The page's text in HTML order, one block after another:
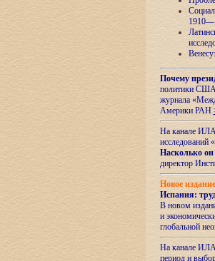
Почему
политики США
журнала
Америки РАН
На канале ИЛА
исследований «
Насколько он
директор
Новое
Испания:
В новом
и
глобальной
На канале
период и